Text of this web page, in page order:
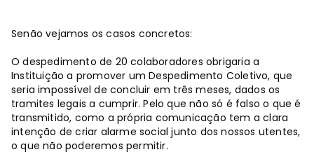
Senão vejamos os casos concretos:
O despedimento de 20 colaboradores obrigaria a
Instituição a promover um Despedimento Coletivo, que
seria impossível de concluir em três meses, dados os
tramites legais a cumprir. Pelo que não só é falso o que é
transmitido, como a própria comunicação tem a clara
intenção de criar alarme social junto dos nossos utentes,
o que não poderemos permitir.